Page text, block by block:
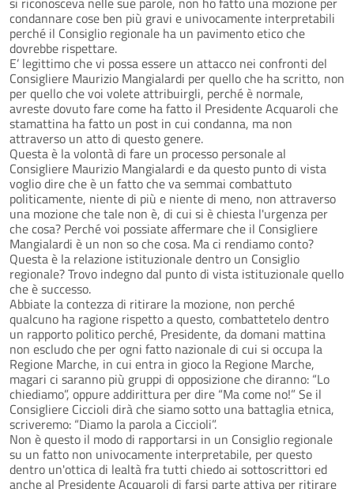
condannare cose ben più gravi e univocamente interpretabili
perché il Consiglio regionale ha un pavimento etico che
dovrebbe rispettare.
E’ legittimo che vi possa essere un attacco nei confronti del
Consigliere Maurizio Mangialardi per quello che ha scritto, non
per quello che voi volete attribuirgli, perché è normale,
avreste dovuto fare come ha fatto il Presidente Acquaroli che
stamattina ha fatto un post in cui condanna, ma non
attraverso un atto di questo genere.
Questa è la volontà di fare un processo personale al
Consigliere Maurizio Mangialardi e da questo punto di vista
voglio dire che è un fatto che va semmai combattuto
politicamente, niente di più e niente di meno, non attraverso
una mozione che tale non è, di cui si è chiesta l'urgenza per
che cosa? Perché voi possiate affermare che il Consigliere
Mangialardi è un non so che cosa. Ma ci rendiamo conto?
Questa è la relazione istituzionale dentro un Consiglio
regionale? Trovo indegno dal punto di vista istituzionale quello
che è successo.
Abbiate la contezza di ritirare la mozione, non perché
qualcuno ha ragione rispetto a questo, combattetelo dentro
un rapporto politico perché, Presidente, da domani mattina
non escludo che per ogni fatto nazionale di cui si occupa la
Regione Marche, in cui entra in gioco la Regione Marche,
magari ci saranno più gruppi di opposizione che diranno: “Lo
chiediamo”, oppure addirittura per dire “Ma come no!” Se il
Consigliere Ciccioli dirà che siamo sotto una battaglia etnica,
scriveremo: “Diamo la parola a Ciccioli”.
Non è questo il modo di rapportarsi in un Consiglio regionale
su un fatto non univocamente interpretabile, per questo
dentro un'ottica di lealtà fra tutti chiedo ai sottoscrittori ed
anche al Presidente Acquaroli di farsi parte attiva per ritirare